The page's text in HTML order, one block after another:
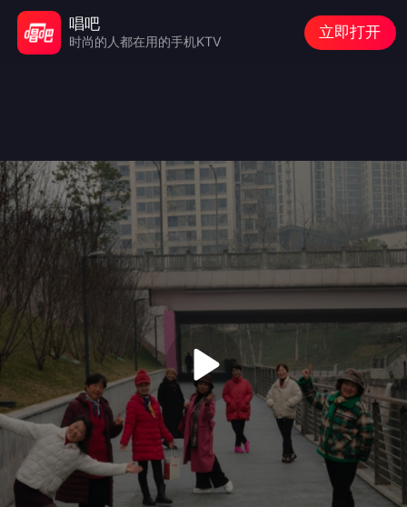
唱吧
时尚的人都在用的手机KTV
立即打开